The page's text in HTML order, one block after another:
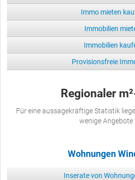
Immo mieten
Immobilien
Immobilien
Provisionsfreie
Regionaler
Für eine aussagekräftige Statistik
wenige Angebote
Wohnungen
Inserate von